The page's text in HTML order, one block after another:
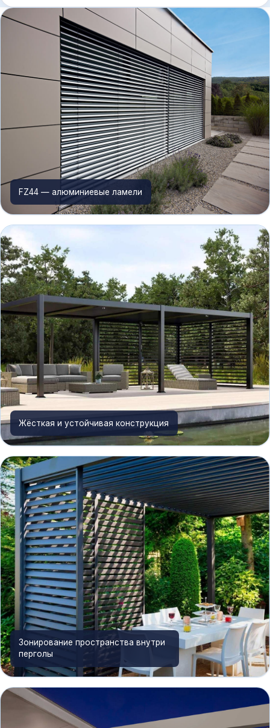
FZ44 — алюминиевые ламели
Жёсткая и устойчивая конструкция
Зонирование пространства внутри
перголы